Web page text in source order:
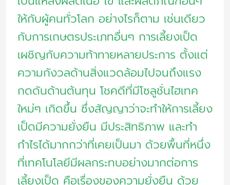
ให้กับผู้คนทั่วโลก อย่างไรก็ตาม เช่นเดียว
กับการเกษตรประเภทอื่นๆ การเลี้ยงเป็ด
เผชิญกับความท้าทายหลายประการ ตั้งแต่
ความกังวลด้านสิ่งแวดล้อมไปจนถึงแรง
กดดันด้านต้นทุน โชคดีที่มีโซลูชั่นไฮเทค
ใหม่ๆ เกิดขึ้น ซึ่งสัญญาว่าจะทำให้การเลี้ยง
เป็ดมีความยั่งยืน มีประสิทธิภาพ และทำ
กำไรได้มากกว่าที่เคยเป็นมา ด้วยพื้นที่หนึ่ง
ที่เทคโนโลยีมีผลกระทบอย่างมากต่อการ
เลี้ยงเป็ด คือเรื่องของความยั่งยืน ด้วย
เป็ด